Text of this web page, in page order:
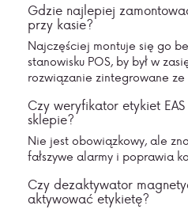
Gdzie najlepiej
przy kasie?
Najczęściej montuje się go
stanowisku POS, by był w
rozwiązanie zintegrowane ze
Czy weryfikator etykiet
sklepie?
Nie jest obowiązkowy, ale
fałszywe alarmy i poprawia
Czy dezaktywator
aktywować etykietę?